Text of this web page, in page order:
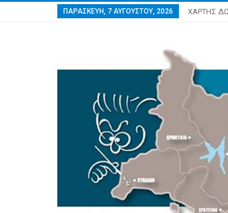
ΠΑΡΑΣΚΕΥΉ, 7 ΑΥΓΟΎΣΤΟΥ, 2026 ΧΑΡΤΗΣ